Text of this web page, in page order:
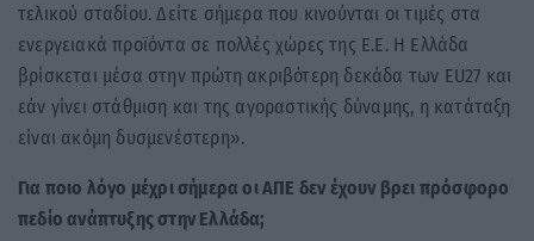
τελικού σταδίου. Δείτε σήμερα που κινούνται οι τιμές στα
ενεργειακά προϊόντα σε πολλές χώρες της Ε.Ε. Η Ελλάδα
βρίσκεται μέσα στην πρώτη ακριβότερη δεκάδα των EU27 και
εάν γίνει στάθμιση και της αγοραστικής δύναμης, η κατάταξη
είναι ακόμη δυσμενέστερη».
Για ποιο λόγο μέχρι σήμερα οι ΑΠΕ δεν έχουν βρει πρόσφορο
πεδίο ανάπτυξης στην Ελλάδα;